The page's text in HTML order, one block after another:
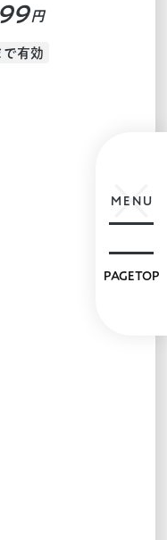
円
有効
MENU
PAGETOP